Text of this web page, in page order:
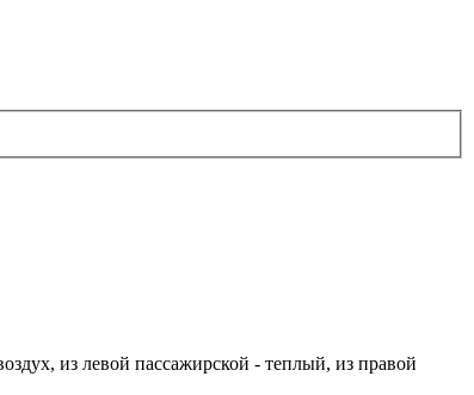
из левой пассажирской - теплый, из правой